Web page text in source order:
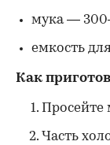
мука —
емкость
Как
Просейте
Часть